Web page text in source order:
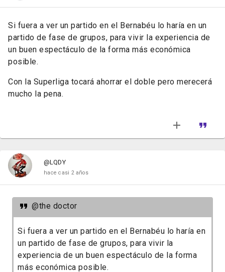
Si fuera a ver un partido en el Bernabéu lo haría en un
partido de fase de grupos, para vivir la experiencia de
un buen espectáculo de la forma más económica
posible.
Con la Superliga tocará ahorrar el doble pero merecerá
mucho la pena.
@LQDY
hace casi 2 años
@the doctor
Si fuera a ver un partido en el Bernabéu lo haría en
un partido de fase de grupos, para vivir la
experiencia de un buen espectáculo de la forma
más económica posible.